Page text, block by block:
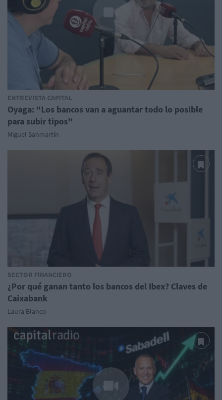
ENTREVISTA CAPITAL
Oyaga: "Los bancos van a aguantar todo lo posible
para subir tipos"
Miguel Sanmartín
SECTOR FINANCIERO
¿Por qué ganan tanto los bancos del Ibex? Claves de
Caixabank
Laura Blanco